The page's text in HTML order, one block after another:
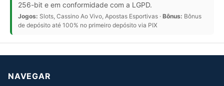
256-bit e em conformidade com a LGPD.
Jogos: Slots, Cassino Ao Vivo, Apostas Esportivas · Bônus: Bônus
de depósito até 100% no primeiro depósito via PIX
NAVEGAR